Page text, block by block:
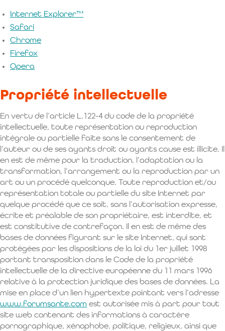
Internet Explorer™
Safari
Chrome
Firefox
Opera
Propriété intellectuelle
En vertu de l’article L.122-4 du code de la propriété
intellectuelle, toute représentation ou reproduction
intégrale ou partielle faite sans le consentement de
l’auteur ou de ses ayants droit ou ayants cause est illicite. Il
en est de même pour la traduction, l’adaptation ou la
transformation, l’arrangement ou la reproduction par un
art ou un procédé quelconque. Toute reproduction et/ou
représentation totale ou partielle du site Internet par
quelque procédé que ce soit, sans l’autorisation expresse,
écrite et préalable de son propriétaire, est interdite, et
est constitutive de contrefaçon. Il en est de même des
bases de données figurant sur le site Internet, qui sont
protégées par les dispositions de la loi du 1er juillet 1998
portant transposition dans le Code de la propriété
intellectuelle de la directive européenne du 11 mars 1996
relative à la protection juridique des bases de données. La
mise en place d’un lien hypertexte pointant vers l’adresse
www.forumsante.com est autorisée mis à part pour tout
site web contenant des informations à caractère
pornographique, xénophobe, politique, religieux, ainsi que